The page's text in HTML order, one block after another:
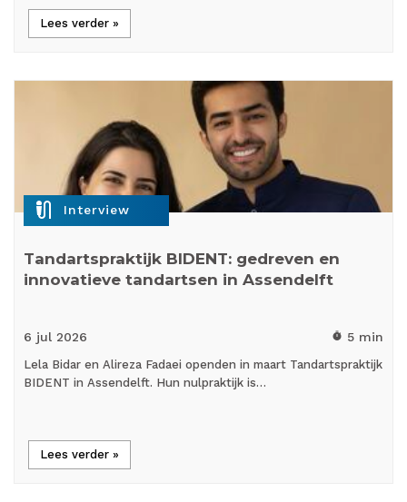
Lees verder »
mic_external_on Interview
Tandartspraktijk BIDENT: gedreven en
innovatieve tandartsen in Assendelft
6 jul 2026 timer 5 min
Lela Bidar en Alireza Fadaei openden in maart Tandartspraktijk
BIDENT in Assendelft. Hun nulpraktijk is…
Lees verder »